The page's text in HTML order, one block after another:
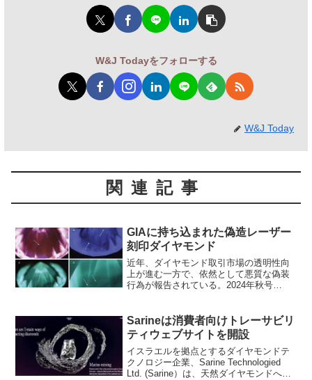
W&J Todayをフォローする
W&J Today
関連記事
GIAに持ち込まれた偽造レーザー
刻印ダイヤモンド
近年、ダイヤモンド取引市場の透明性向
上が進む一方で、依然として悪質な偽装
行為が報告されている。2024年秋号
スクリプション、その手口の巧妙化今
回、GIA...
Sarineは消費者向けトレーサビリ
ティウェブサイトを開設
イスラエルを拠点とするダイヤモンドテ
クノロジー企業、Sarine Technologied
Ltd. (Sarine）は、天然ダイヤモンドへの